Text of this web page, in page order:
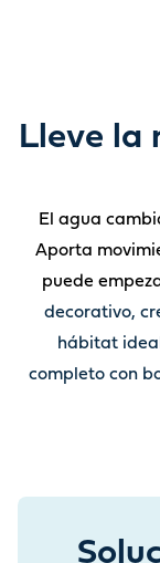
Lleve la
El agua
Aporta
puede
decorativo,
hábitat
completo con